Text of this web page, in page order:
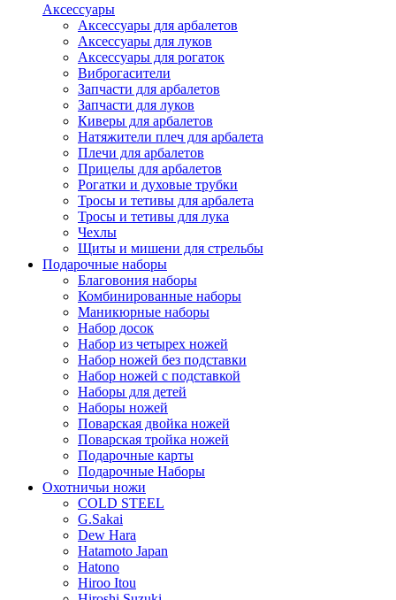
Аксессуары
Аксессуары для арбалетов
Аксессуары для луков
Аксессуары для рогаток
Виброгасители
Запчасти для арбалетов
Запчасти для луков
Киверы для арбалетов
Натяжители плеч для арбалета
Плечи для арбалетов
Прицелы для арбалетов
Рогатки и духовые трубки
Тросы и тетивы для арбалета
Тросы и тетивы для лука
Чехлы
Щиты и мишени для стрельбы
Подарочные наборы
Благовония наборы
Комбинированные наборы
Маникюрные наборы
Набор досок
Набор из четырех ножей
Набор ножей без подставки
Набор ножей с подставкой
Наборы для детей
Наборы ножей
Поварская двойка ножей
Поварская тройка ножей
Подарочные карты
Подарочные Наборы
Охотничьи ножи
COLD STEEL
G.Sakai
Dew Hara
Hatamoto Japan
Hatono
Hiroo Itou